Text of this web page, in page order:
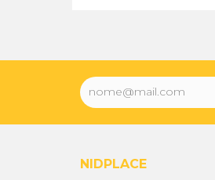
NIDPLACE